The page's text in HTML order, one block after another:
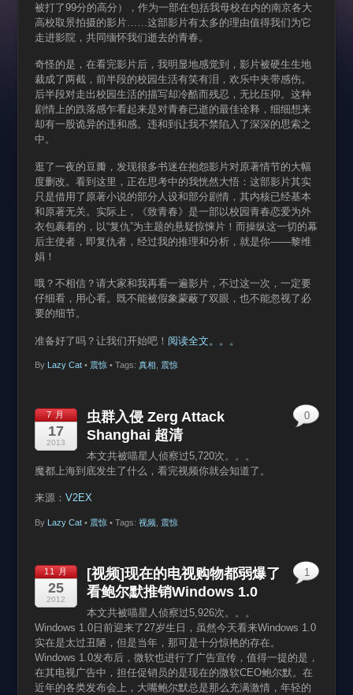
被打了99分的高分），作为一部在包括我母校在内的南京各大
高校取景拍摄的影片……这部影片有太多的理由值得我们为它
走进影院，共同缅怀我们逝去的青春。
奇怪的是，在看完影片后，我明显地感觉到，影片被硬生生地
裁成了两截，前半段的校园生活有笑有泪，欢乐中夹带感伤。
后半段对走出校园生活的描写却冷酷而残忍，无比压抑。这种
剧情上的跌落感乍看起来是对青春已逝的最佳诠释，细细想来
却有一股诡异的违和感。违和到让我不禁陷入了深深的思索之
中。
逛了一夜的豆瓣，发现很多书迷在抱怨影片对原著情节的大幅
度删改。看到这里，正在思考中的我恍然大悟：这部影片其实
只是借用了原著小说的部分人设和部分剧情，其内核已经基本
和原著无关。实际上，《致青春》是一部以校园青春恋爱为外
衣包裹着的，以“复仇”为主题的悬疑惊悚片！而操纵这一切的幕
后主使者，即复仇者，经过我的推理和分析，就是你——黎维
娟！
哦？不相信？请大家和我再看一遍影片，不过这一次，一定要
仔细看，用心看。既不能被假象蒙蔽了双眼，也不能忽视了必
要的细节。
准备好了吗？让我们开始吧！ 阅读全文。。。
By Lazy Cat• 震惊 • Tags: 真相 震惊
7 月
17
2013
虫群入侵 Zerg Attack
Shanghai 超清
本文共被喵星人侦察过5,720次。。。
魔都上海到底发生了什么，看完视频你就会知道了。
来源： V2EX
By Lazy Cat• 震惊
0
• Tags: 视频, 震惊
11 月
25
2012
[视频]现在的电视购物都弱爆了
看鲍尔默推销Windows 1.0
本文共被喵星人侦察过5,926次。。。
Windows 1.0日前迎来了27岁生日，虽然今天看来Windows 1.0
实在是太过丑陋，但是当年，那可是十分惊艳的存在。
Windows 1.0发布后，微软也进行了广告宣传，值得一提的是，
在其电视广告中，担任促销员的是现在的微软CEO鲍尔默。在
近年的各类发布会上，大嘴鲍尔默总是那么充满激情，年轻的
1